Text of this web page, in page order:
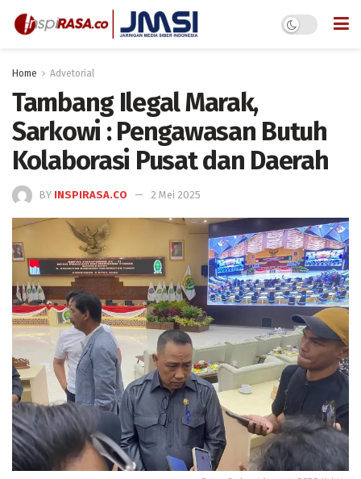
Home Advetorial
Tambang Ilegal Marak,
Sarkowi : Pengawasan Butuh
Kolaborasi Pusat dan Daerah
BY INSPIRASA.CO 2 Mei 2025